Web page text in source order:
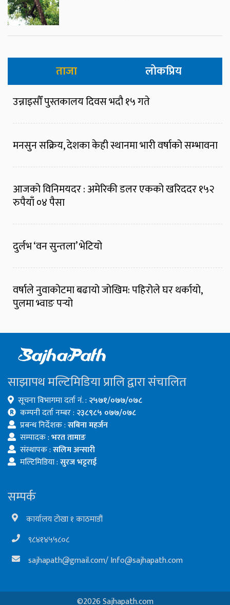
ताजा लोकप्रिय
उन्नाइसौँ पुस्तकालय दिवस भदौ १५ गते
मनसुन सक्रिय, देशका केही स्थानमा भारी वर्षाको सम्भावना
आजको विनिमयदर : अमेरिकी डलर एकको खरिददर १५२
रुपैयाँ ०४ पैसा
दुर्लभ ‘वन सुन्तला’ भेटियो
वर्षाले नुवाकोटमा बढायो जोखिम: पहिरोले घर थर्कायो,
पुलमा भ्वाङ पर्‍यो
साझापथ मल्टिमिडिया प्रालि द्वारा संचालित
सूचना विभागमा दर्ता नं. : २५७१/०७७/०७८
कम्पनी दर्ता नम्बर : २३८९८५ ०७७/०७८
प्रबन्ध निर्देशक :सबिना महर्जन
सम्पादक :भरत तामाङ
संस्थापक :सलिम अन्सारी
मल्टिमिडिया :सुरज भट्टराई
सम्पर्क
कार्यालय टोखा १ काठमाडौं
९८४१४५५८०८
sajhapath@gmail.com/Info@sajhapath.com
©2026 Sajhapath.com